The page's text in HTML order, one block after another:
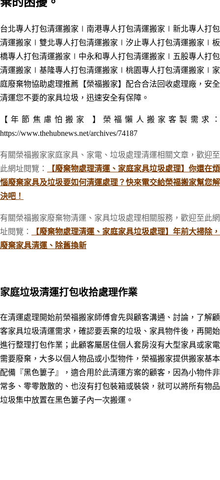
台北專人打包清運搬家∣南港專人打包清運搬家 ∣新北專人打包
清運搬家 ∣雙北專人打包清運搬家 ∣汐止專人打包清運搬家 ∣板
橋專人打包清運搬家 ∣中永和專人打包清運搬家 ∣五股專人打包
清運搬家 ∣基隆專人打包清運搬家 ∣桃園專人打包清運搬家 ∣家
庭廢棄物協助處理推薦 【榮福搬家】配合合法回收處理廠，安全
清運您不要的家具垃圾，迅速安全有保障。
【年節焦慮怕搬家 】榮福懶人搬家客製需求：
https://www.thehubnews.net/archives/74187
有關榮福搬家家庭家具、家電、垃圾處理清運相關文章，歡迎至
此網址閱覽：
【廢棄物處理清運、家庭家具垃圾處理】你還在煩
惱廢棄家具及垃圾要如何清運處理？快來電交給榮福搬家幫您解
決吧！
有關榮福搬家廢棄物清運、家具垃圾處理相關服務，歡迎至此網
址閱覽：
【廢棄物處理清運、家庭家具垃圾處理】年前大掃除，
廢棄家具清運、除舊換新
家庭垃圾清運打包收拾處理作業
在清運處理開始前榮福搬家師傅會先與顧客溝通、討論，了解顧
客家具垃圾清運需求，確認要丟棄的垃圾 、 家具物件後 ， 再開始
進行整理打包作業；此顧客屬居住個人套房沒有大型家具或家電
需要廢棄，大多以個人物品或小型物件，榮福搬家提供搬家基本
配備『黑色簍子』，適合用於此清運方案的顧客，因為小物件非
常多、零零散散的、也沒有打包裝箱或裝袋，就可以將所有物品
垃圾集中放置在黑色簍子內一次搬運。